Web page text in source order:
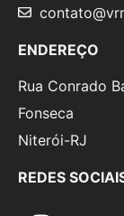
ENDEREÇO
Rua Conrado
Fonseca
Niterói-RJ
REDES